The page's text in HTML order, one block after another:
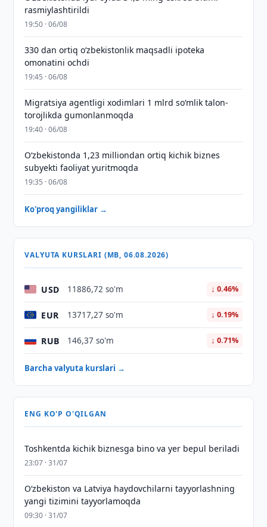
rasmiylashtirildi
19:50 · 06/08
330 dan ortiq o‘zbekistonlik maqsadli ipoteka
omonatini ochdi
19:45 · 06/08
Migratsiya agentligi xodimlari 1 mlrd so‘mlik talon-
torojlikda gumonlanmoqda
19:40 · 06/08
O‘zbekistonda 1,23 milliondan ortiq kichik biznes
subyekti faoliyat yuritmoqda
19:35 · 06/08
Ko'proq yangiliklar →
VALYUTA KURSLARI (MB, 06.08.2026)
USD 11886,72 so'm ↓ 0.46%
EUR 13717,27 so'm ↓ 0.19%
RUB 146,37 so'm ↓ 0.71%
Barcha valyuta kurslari →
ENG KO'P O'QILGAN
Toshkentda kichik biznesga bino va yer bepul beriladi
23:07 · 31/07
Oʻzbekiston va Latviya haydovchilarni tayyorlashning
yangi tizimini tayyorlamoqda
09:30 · 31/07